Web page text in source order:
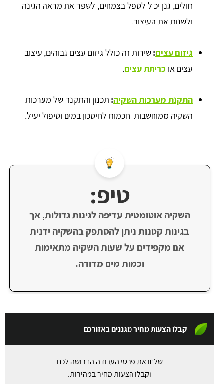
חולים, גנן יכול לטפל בצמחים, לשפר את מראה הגינה
ולשנות את העיצוב.
גיזום עצים: שירות זה כולל גיזום עצים גבוהים, עיצוב
עצים או כריתת עצים.
התקנת מערכות השקיה: תכנון והתקנה של מערכות
השקיה ממוחשבות וחכמות לחיסכון במים וטיפול יעיל.
טיפ:
השקיה אוטומטית עדיפה לגינות גדולות, אך
בגינות קטנות ניתן להסתפק בהשקיה ידנית
אם מקפידים על שעות השקיה מתאימות
וכמות מים מדודה.
קבלו הצעות מחיר מגננים באזורכם
שלחו את פרטי העבודה הדרושה לכם
וקבלו הצעות מחיר במהירות.